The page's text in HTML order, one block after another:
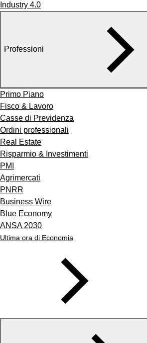
Industry 4.0
Professioni
Primo Piano
Fisco & Lavoro
Casse di Previdenza
Ordini professionali
Real Estate
Risparmio & Investimenti
PMI
Agrimercati
PNRR
Business Wire
Blue Economy
ANSA 2030
Ultima ora di Economia